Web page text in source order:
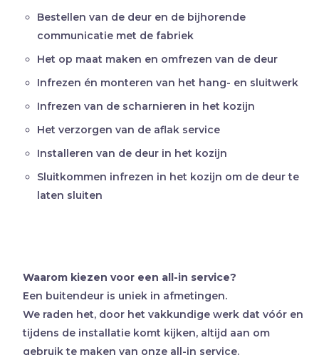
Bestellen van de deur en de bijhorende
communicatie met de fabriek
Het op maat maken en omfrezen van de deur
Infrezen én monteren van het hang- en sluitwerk
Infrezen van de scharnieren in het kozijn
Het verzorgen van de aflak service
Installeren van de deur in het kozijn
Sluitkommen infrezen in het kozijn om de deur te
laten sluiten
Waarom kiezen voor een all-in service?
Een buitendeur is uniek in afmetingen.
We raden het, door het vakkundige werk dat vóór en
tijdens de installatie komt kijken, altijd aan om
gebruik te maken van onze all-in service.